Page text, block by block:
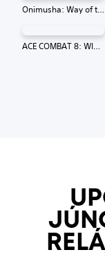
Onimusha: Way of the Sword
ACE COMBAT 8: WINGS OF THEVE